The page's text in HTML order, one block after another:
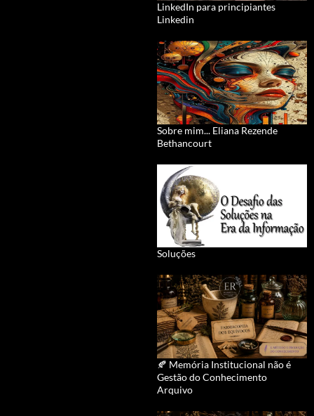
LinkedIn para principiantes
Linkedin
Sobre mim... Eliana Rezende
Bethancourt
Soluções
🍂 Memória Institucional não é
Gestão do Conhecimento
Arquivo